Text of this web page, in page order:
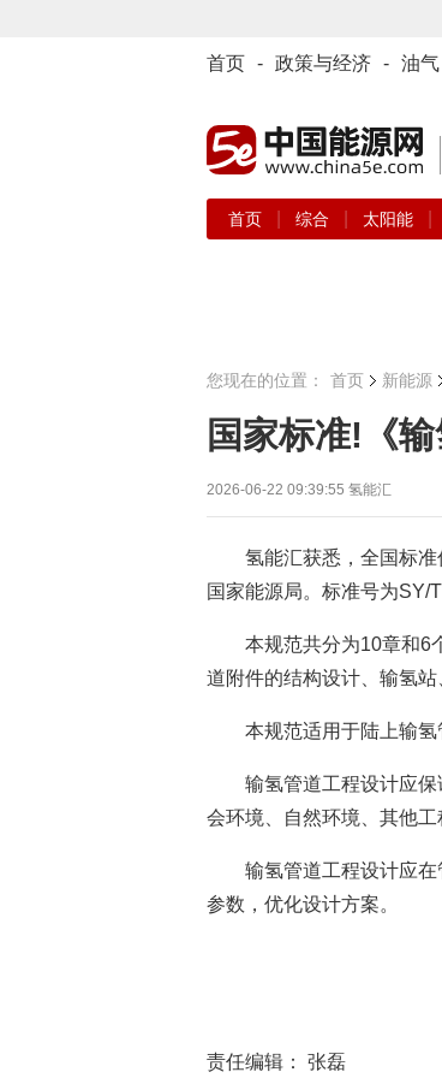
首页 - 政策与经济 - 油气
首页 综合 太阳能
您现在的位置： 首页 新能源
国家标准!《
2026-06-22 09:39:55 氢能汇
氢能汇获悉，全国标
国家能源局。标准号为SY/T
本规范共分为10章和6
道附件的结构设计、输氢
本规范适用于陆上输氢
输氢管道工程设计应
会环境、自然环境、其他工
输氢管道工程设计应
参数，优化设计方案。
责任编辑： 张磊